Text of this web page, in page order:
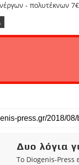
- πολυτέκνων
Δυο λόγια
Το Diogenis-Press